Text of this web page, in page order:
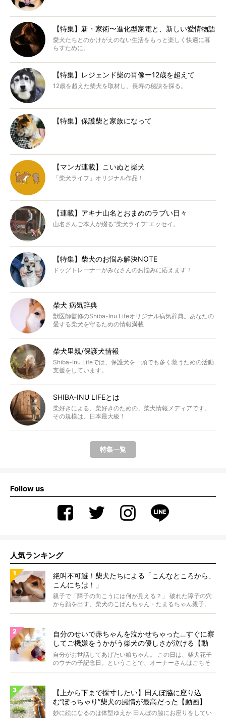
【特集】新・家術〜進化型家電と、新しい愛情物語
愛犬たちとのかけがえのない生活をもっと楽しく快適に暮
らすために。
【特集】レジェンド柴の肖像ー12歳を超えて
12歳を超えた柴犬を取材し、長寿の秘訣を探る。
【特集】保護柴と家族になって
【マンガ連載】こいぬと柴犬
「柴犬ライフ」オリジナル作品！
【連載】アキナ山名とおまめのラブい日々
山名さんご本人が綴る“柴犬ライフ”エッセイ。
【特集】柴犬のお悩み解決NOTE
ドッグトレーナーがみなさんのお悩みに応えます！
柴犬 病気辞典
獣医師監修のShiba-Inu Lifeオリジナル病気辞典。あなたの
愛する柴犬を守るための情報満載
柴犬里親/保護犬情報
Shiba-Inu Lifeでは、保護犬を一頭でも多く救うための活動
支援をしています。
SHIBA-INU LIFEとは
柴好きによる、柴好きのための、柴犬情報メディアです。
その規模は、日本最大級！
特集一覧
Follow us
人気ランキング
絶叫不可避！柴犬たちによる「こんなところから、
こんにちは！」
親子で「障子の向こうには何が見える？」 破れた障子の穴
から顔を出す、柴犬のこばんちゃん・たまるちゃん親子。
親子...
自分のせいで赤ちゃんを泣かせちゃった…すぐに察
してご機嫌をうかがう柴犬の優しさが泣ける【動
画】
自分がお世話してあげたい娘ちゃん。 この日は、柴犬花子
のウチの子記念日。ということで、オーナーさんはごちそ
うを...
【上から下まで採寸したい】田んぼ脇に座り込
む“ぽっちゃり”柴犬の風情が最高だった【動画】
妙に絵になるのは体型ゆえか 田んぼの脇にお座りをしてい